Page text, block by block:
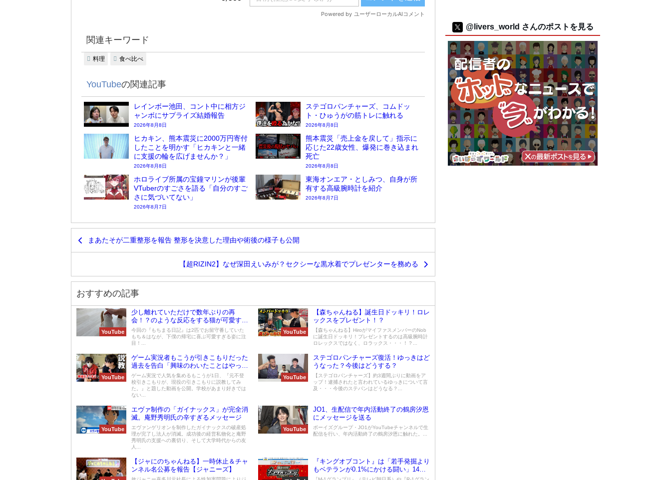
関連キーワード
料理 食べ比べ
YouTubeの関連記事
レインボー池田、コント中に相方ジ
ャンボにサプライズ結婚報告
2026年8月8日
ステゴロパンチャーズ、コムドッ
ト・ひゅうがの筋トレに触れる
2026年8月8日
ヒカキン、熊本震災に2000万円寄付
したことを明かす「ヒカキンと一緒
に支援の輪を広げませんか？」
2026年8月8日
熊本震災「売上金を戻して」指示に
応じた22歳女性、爆発に巻き込まれ
死亡
2026年8月8日
ホロライブ所属の宝鐘マリンが後輩
VTuberのすごさを語る「自分のすご
さに気づいてない」
2026年8月7日
東海オンエア・としみつ、自身が所
有する高級腕時計を紹介
2026年8月7日
まあたそが二重整形を報告 整形を決意した理由や術後の様子も公開
【超RIZIN2】なぜ深田えいみが？セクシーな黒水着でプレゼンターを務める
おすすめの記事
YouTube
少し離れていただけで数年ぶりの再
会！？のような反応をする猫が可愛すぎ
る
今回の『もちまる日記』は2匹でお留守番していた
もち＆はなが、下僕の帰宅に喜ぶ可愛すぎる姿に注
目！...
YouTube
【森ちゃんねる】誕生日ドッキリ！ロレ
ックスをプレゼント！？
【森ちゃんねる】HiroがマイファスメンバーのNob
に誕生日ドッキリ！プレゼントするのは高級腕時計
ロレックスではなく、ロラックス・・・！？...
YouTube
ゲーム実況者もこうが引きこもりだった
過去を告白「興味のわいたことはやって
みる」とエールを送る
ゲーム実況で人気を集めるもこうが1日、『元不登
校引きこもりが、現役の引きこもりに説教してみ
た。』と題した動画を公開。学校があまり好きでは
ない...
YouTube
ステゴロパンチャーズ復活！ゆっきはど
うなった？今後はどうする？
【ステゴロパンチャーズ】約3週間ぶりに動画をア
ップ！逮捕されたと言われているゆっきについて言
及・・・今後のステパンはどうなる？...
YouTube
エヴァ制作の「ガイナックス」が完全消
滅。庵野秀明氏の辛すぎるメッセージ
エヴァンゲリオンを制作したガイナックスの破産処
理が完了し法人が消滅。成功後の経営私物化と庵野
秀明氏の支援への裏切り、そして大学時代からの友
人...
YouTube
JO1、生配信で年内活動終了の鶴房汐恩
にメッセージを送る
ボーイズグループ・JO1がYouTubeチャンネルで生
配信を行い、年内活動終了の鶴房汐恩に触れた。...
【ジャにのちゃんねる】一時休止＆チャ
ンネル名公募を報告【ジャニーズ】
『キングオブコント』は「若手発掘より
もベテランが0.1%にかける闘い」14年
目のルール改定で明確に?
@livers_world さんのポストを見る